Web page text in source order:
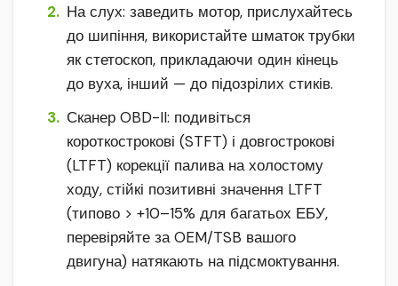
На слух: заведить мотор, прислухайтесь
до шипіння, використайте шматок трубки
як стетоскоп, прикладаючи один кінець
до вуха, інший — до підозрілих стиків.
Сканер OBD-II: подивіться
короткострокові (STFT) і довгострокові
(LTFT) корекції палива на холостому
ходу, стійкі позитивні значення LTFT
(типово > +10–15% для багатьох ЕБУ,
перевіряйте за OEM/TSB вашого
двигуна) натякають на підсмоктування.